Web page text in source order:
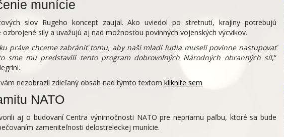
munície
slov Rugeho koncept zaujal. Ako uviedol po stretnutí, krajiny potrebujú
sily a uvažujú aj nad možnosťou povinných vojenských výcvikov.
práve chceme zabrániť tomu, aby naši mladí ľudia museli povinne nastupovať
sme mu predstavili tento program dobrovoľných Národných obranných síl,“
nezobrazil zdieľaný obsah nad týmto textom kliknite sem
NATO
aj o budovaní Centra výnimočnosti NATO pre nepriamu paľbu, ktoré sa bude
zameniteľnosti delostreleckej munície.